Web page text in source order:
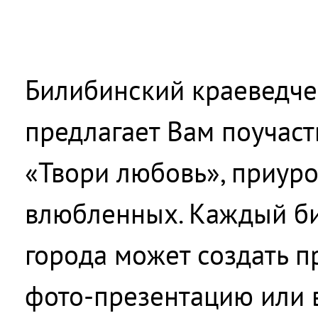
Билибинский
предлагает Вам
«Твори любовь»,
влюбленных. Каждый
города может создать
фото-презентацию или